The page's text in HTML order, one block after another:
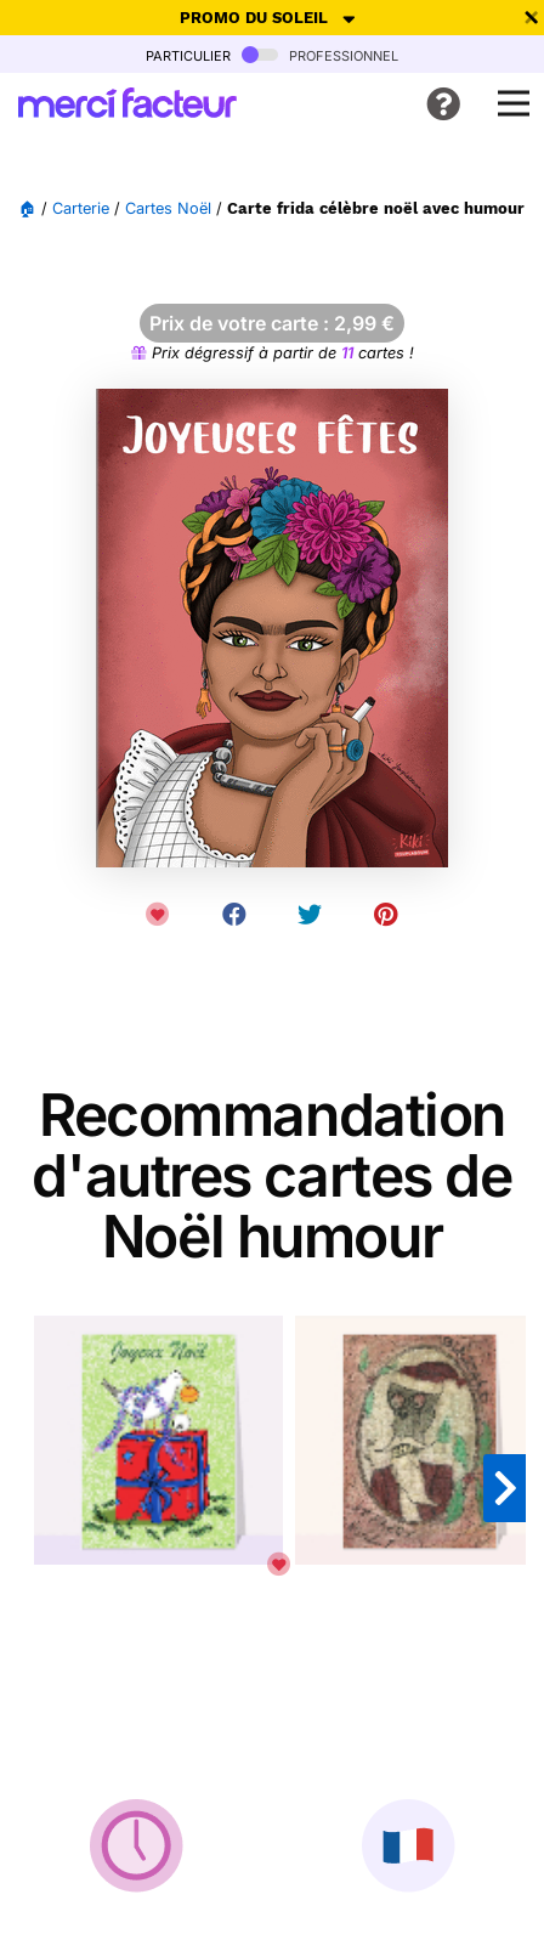
PROMO DU SOLEIL
-30% de réduction avec le code SUMMER26pour envoyer des
Ne plus afficher
particulier professionnel
🏠 / Carterie / Cartes Noël / Carte frida célèbre noël avec humour
Prix de votre carte : 2,99 €
Prix dégressif à partir de 11cartes !
Recommandation
d'autres cartes de
Noël humour